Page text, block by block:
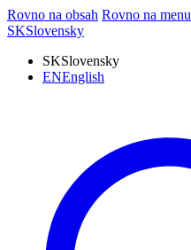
Rovno na obsah Rovno na menu
SKSlovensky
SKSlovensky
ENEnglish